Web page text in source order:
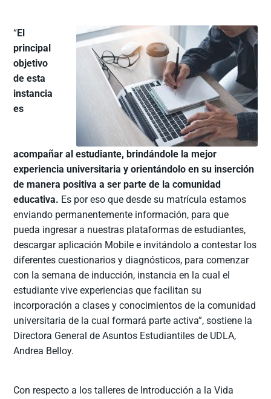
“El
principal
objetivo
de esta
instancia
es
acompañar al estudiante, brindándole la mejor
experiencia universitaria y orientándolo en su inserción
de manera positiva a ser parte de la comunidad
educativa. Es por eso que desde su matrícula estamos
enviando permanentemente información, para que
pueda ingresar a nuestras plataformas de estudiantes,
descargar aplicación Mobile e invitándolo a contestar los
diferentes cuestionarios y diagnósticos, para comenzar
con la semana de inducción, instancia en la cual el
estudiante vive experiencias que facilitan su
incorporación a clases y conocimientos de la comunidad
universitaria de la cual formará parte activa”, sostiene la
Directora General de Asuntos Estudiantiles de UDLA,
Andrea Belloy.
Con respecto a los talleres de Introducción a la Vida